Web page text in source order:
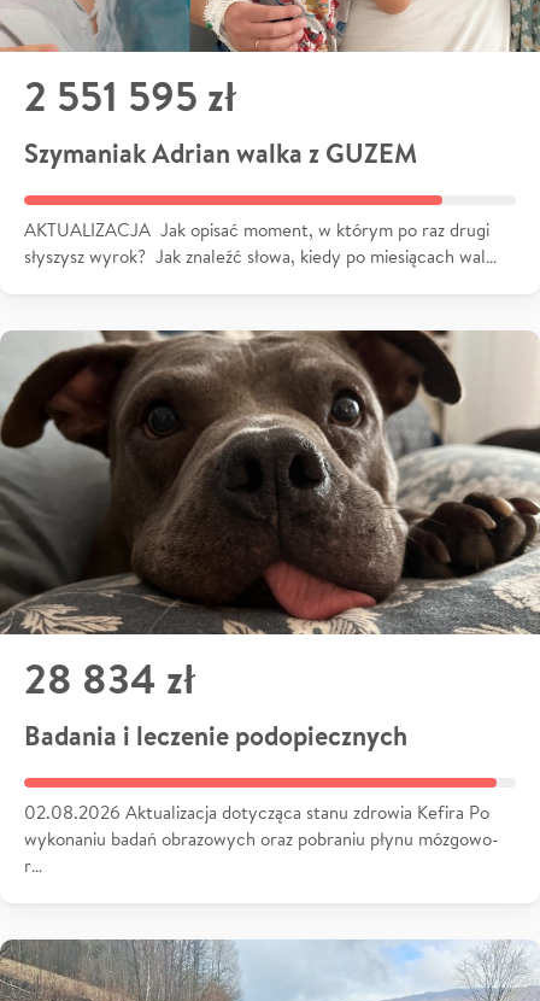
2 551 595 zł
Szymaniak Adrian walka z GUZEM
AKTUALIZACJA Jak opisać moment, w którym po raz drugi
słyszysz wyrok? Jak znaleźć słowa, kiedy po miesiącach wal…
28 834 zł
Badania i leczenie podopiecznych
02.08.2026 Aktualizacja dotycząca stanu zdrowia Kefira Po
wykonaniu badań obrazowych oraz pobraniu płynu mózgowo-
r…